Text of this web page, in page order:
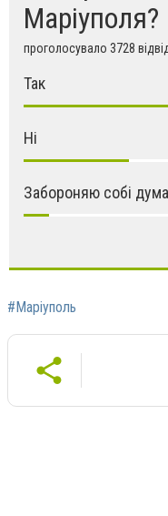
Маріуполя?
проголосувало 3728
Так
Ні
Забороняю собі
#Маріуполь